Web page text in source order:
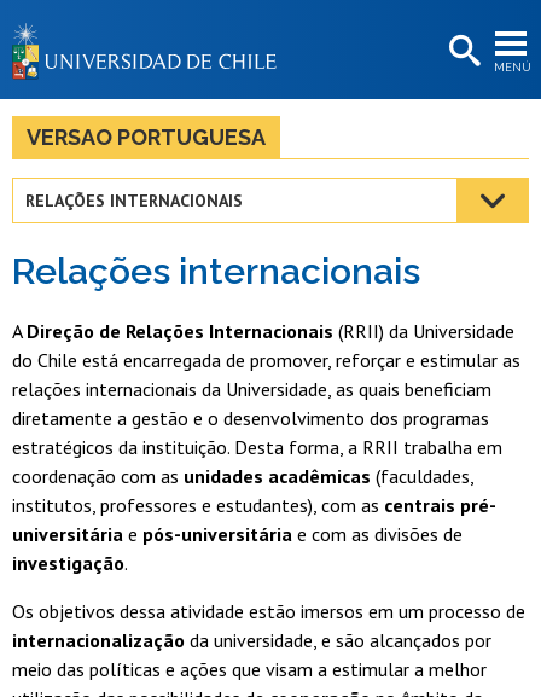
MENÚ
BIBLIOTECAS
LA UNIVERSIDAD
Estudiantes
Académicas/os
Funcionarias/os
Egresadas/os
VERSAO PORTUGUESA
RELAÇÕES INTERNACIONAIS
Relações internacionais
A Direção de Relações Internacionais (RRII) da Universidade
do Chile está encarregada de promover, reforçar e estimular as
relações internacionais da Universidade, as quais beneficiam
diretamente a gestão e o desenvolvimento dos programas
estratégicos da instituição. Desta forma, a RRII trabalha em
coordenação com as unidades acadêmicas (faculdades,
institutos, professores e estudantes), com as centrais pré-
universitária e pós-universitária e com as divisões de
investigação.
Os objetivos dessa atividade estão imersos em um processo de
internacionalização da universidade, e são alcançados por
meio das políticas e ações que visam a estimular a melhor